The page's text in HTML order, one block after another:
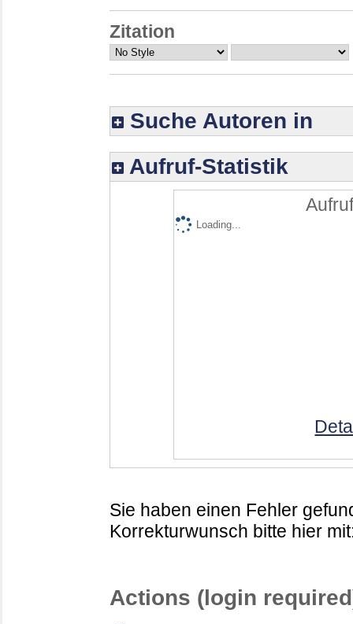
Zitation
Suche Autoren in
Aufruf-Statistik
Loading...
Sie haben einen Fehler
Korrekturwunsch bitte hier
Actions (login